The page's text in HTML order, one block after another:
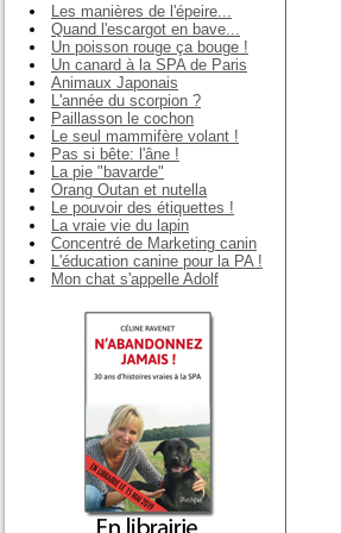
Les manières de l'épeire...
Quand l'escargot en bave...
Un poisson rouge ça bouge !
Un canard à la SPA de Paris
Animaux Japonais
L'année du scorpion ?
Paillasson le cochon
Le seul mammifère volant !
Pas si bête: l'âne !
La pie "bavarde"
Orang Outan et nutella
Le pouvoir des étiquettes !
La vraie vie du lapin
Concentré de Marketing canin
L'éducation canine pour la PA !
Mon chat s'appelle Adolf